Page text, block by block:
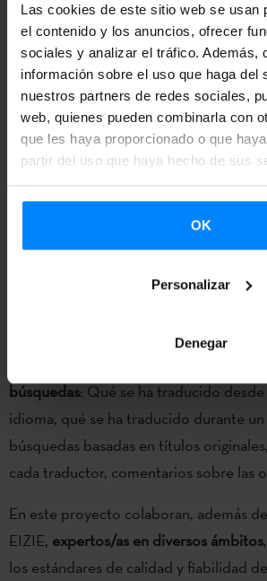
Las cookies de este sitio web se usan
el contenido y los anuncios, ofrecer
sociales y analizar el tráfico. Además,
información sobre el uso que haga del
nuestros partners de redes sociales,
web, quienes pueden combinarla con
que les haya proporcionado o que
partir del uso que haya hecho de sus
OK
Personalizar
Denegar
es el de recopilar y difundir
traducción, corrección e interpretación
euskera), para lo que ha creado la base
Nor – Euskal Itzulpengitzaren datu-
de la nueva base de datos se realizó
Koldo Mitxelena, y el servicioya está
el que quiera consultarlo.
La información de esta base de datos
posible acceder a la información sobre
búsquedas: Qué se ha traducido
idioma, qué se ha traducido durante
búsquedas basadas en títulos
cada traductor, comentarios sobre las
En este proyecto colaboran, además
EIZIE, expertos/as en diversos ámbitos
los estándares de calidad y fiabilidad